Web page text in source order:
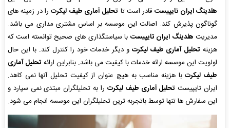
هلدینگ ایران تایپیست قادر است تا تحلیل آماری طیف لیکرترا در زمینه های
گوناگون پذیرش کند. اصالت این موسسه بر اساس مشتری مداری می باشد.
مدیریت هلدینگ ایران تایپیست با سیاستگذاری های صحیح توانسته است که
هزینه تحلیل آماری طیف لیکرتو دیگر خدمات خود را کنترل کند. با این حال
اولویت این موسسه ارائه خدمات با کیفیت می باشد. بنابراین ارائه تحلیل آماری
طیف لیکرتبا هزینه مناسب به هیچ عنوان از کیفیت تحلیل آنها نمی کاهد.
ایران تایپیست تحلیل آماری طیف لیکرت را به تحلیلگران مبتدی نمی سپارد و
این سفارش ها تنها توسط باتجربه ترین تحلیلگران این موسسه انجام می شود.